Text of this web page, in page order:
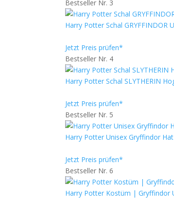
Bestseller Nr. 3
Harry Potter Schal GRYFFINDOR
Jetzt Preis prüfen*
Bestseller Nr. 4
Harry Potter Schal SLYTHERIN
Jetzt Preis prüfen*
Bestseller Nr. 5
Harry Potter Unisex Gryffindor
Jetzt Preis prüfen*
Bestseller Nr. 6
Harry Potter Kostüm | Gryffindor